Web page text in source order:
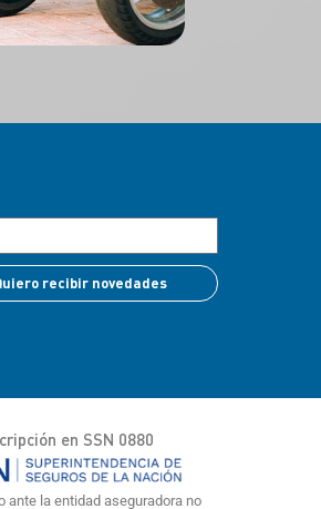
recibir novedades
en SSN 0880
ante la entidad aseguradora no